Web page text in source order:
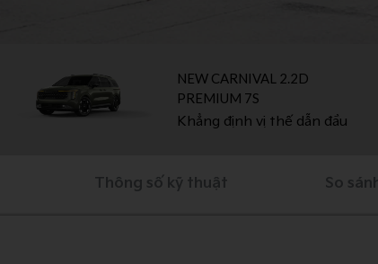
NEW CARNIVAL 2.2D
PREMIUM 7S​
Khẳng định vị thế dẫn đầu
Thông số kỹ thuật So